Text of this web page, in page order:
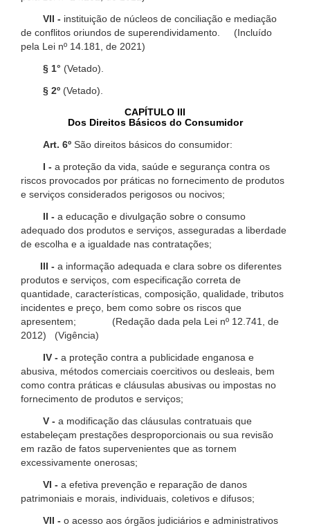
VII - instituição de núcleos de conciliação e mediação
de conflitos oriundos de superendividamento. (Incluído
pela Lei nº 14.181, de 2021)
§ 1° (Vetado).
§ 2º (Vetado).
CAPÍTULO III
Dos Direitos Básicos do Consumidor
Art. 6º São direitos básicos do consumidor:
I - a proteção da vida, saúde e segurança contra os
riscos provocados por práticas no fornecimento de produtos
e serviços considerados perigosos ou nocivos;
II - a educação e divulgação sobre o consumo
adequado dos produtos e serviços, asseguradas a liberdade
de escolha e a igualdade nas contratações;
III - a informação adequada e clara sobre os diferentes
produtos e serviços, com especificação correta de
quantidade, características, composição, qualidade, tributos
incidentes e preço, bem como sobre os riscos que
apresentem; (Redação dada pela Lei nº 12.741, de
2012) (Vigência)
IV - a proteção contra a publicidade enganosa e
abusiva, métodos comerciais coercitivos ou desleais, bem
como contra práticas e cláusulas abusivas ou impostas no
fornecimento de produtos e serviços;
V - a modificação das cláusulas contratuais que
estabeleçam prestações desproporcionais ou sua revisão
em razão de fatos supervenientes que as tornem
excessivamente onerosas;
VI - a efetiva prevenção e reparação de danos
patrimoniais e morais, individuais, coletivos e difusos;
VII - o acesso aos órgãos judiciários e administrativos